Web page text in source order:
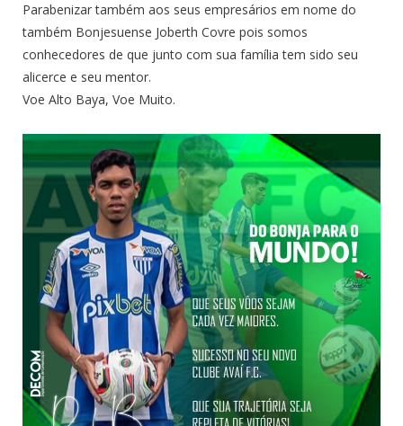
Parabenizar também aos seus empresários em nome do
também Bonjesuense Joberth Covre pois somos
conhecedores de que junto com sua família tem sido seu
alicerce e seu mentor.
Voe Alto Baya, Voe Muito.